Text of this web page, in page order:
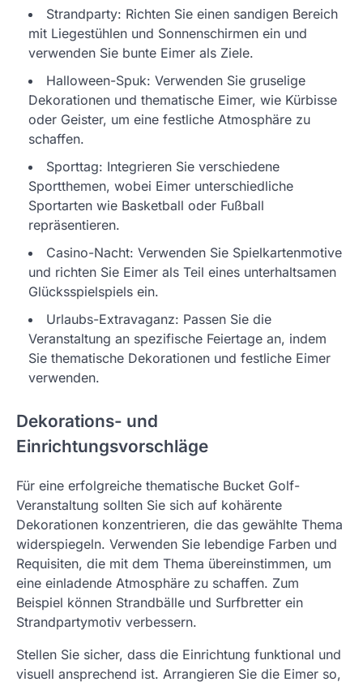
Strandparty: Richten Sie einen sandigen Bereich
mit Liegestühlen und Sonnenschirmen ein und
verwenden Sie bunte Eimer als Ziele.
Halloween-Spuk: Verwenden Sie gruselige
Dekorationen und thematische Eimer, wie Kürbisse
oder Geister, um eine festliche Atmosphäre zu
schaffen.
Sporttag: Integrieren Sie verschiedene
Sportthemen, wobei Eimer unterschiedliche
Sportarten wie Basketball oder Fußball
repräsentieren.
Casino-Nacht: Verwenden Sie Spielkartenmotive
und richten Sie Eimer als Teil eines unterhaltsamen
Glücksspielspiels ein.
Urlaubs-Extravaganz: Passen Sie die
Veranstaltung an spezifische Feiertage an, indem
Sie thematische Dekorationen und festliche Eimer
verwenden.
Dekorations- und
Einrichtungsvorschläge
Für eine erfolgreiche thematische Bucket Golf-
Veranstaltung sollten Sie sich auf kohärente
Dekorationen konzentrieren, die das gewählte Thema
widerspiegeln. Verwenden Sie lebendige Farben und
Requisiten, die mit dem Thema übereinstimmen, um
eine einladende Atmosphäre zu schaffen. Zum
Beispiel können Strandbälle und Surfbretter ein
Strandpartymotiv verbessern.
Stellen Sie sicher, dass die Einrichtung funktional und
visuell ansprechend ist. Arrangieren Sie die Eimer so,